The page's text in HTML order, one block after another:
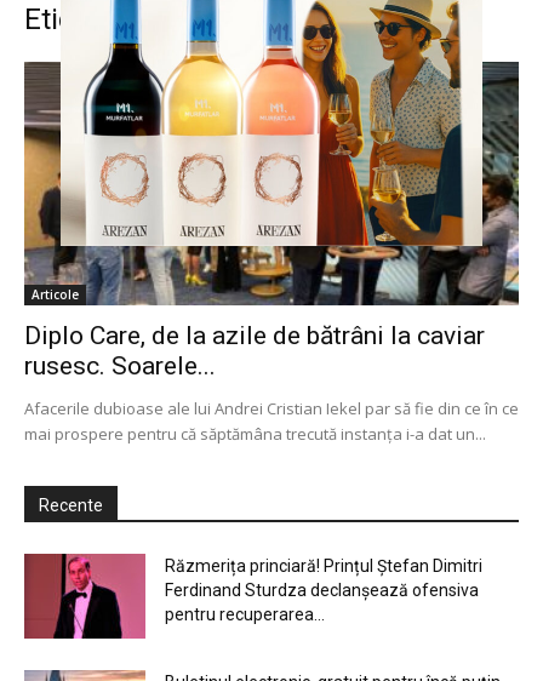
Etichetă: expodubai
Articole
Diplo Care, de la azile de bătrâni la caviar
rusesc. Soarele...
Afacerile dubioase ale lui Andrei Cristian Iekel par să fie din ce în ce
mai prospere pentru că săptămâna trecută instanța i-a dat un...
Recente
Răzmerița princiară! Prințul Ștefan Dimitri
Ferdinand Sturdza declanșează ofensiva
pentru recuperarea...